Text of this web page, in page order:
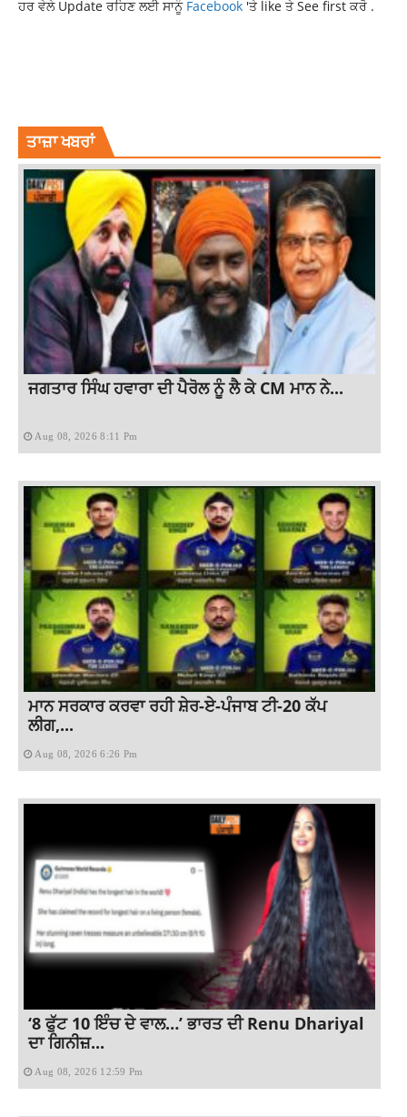
ਹਰ ਵੇਲੇ Update ਰਹਿਣ ਲਈ ਸਾਨੂੰ Facebook 'ਤੇ like ਤੇ See first ਕਰੋ .
ਤਾਜ਼ਾ ਖਬਰਾਂ
ਜਗਤਾਰ ਸਿੰਘ ਹਵਾਰਾ ਦੀ ਪੈਰੋਲ ਨੂੰ ਲੈ ਕੇ CM ਮਾਨ ਨੇ...
Aug 08, 2026 8:11 Pm
ਮਾਨ ਸਰਕਾਰ ਕਰਵਾ ਰਹੀ ਸ਼ੇਰ-ਏ-ਪੰਜਾਬ ਟੀ-20 ਕੱਪ
ਲੀਗ,...
Aug 08, 2026 6:26 Pm
‘8 ਫੁੱਟ 10 ਇੰਚ ਦੇ ਵਾਲ…’ ਭਾਰਤ ਦੀ Renu Dhariyal
ਦਾ ਗਿਨੀਜ਼...
Aug 08, 2026 12:59 Pm